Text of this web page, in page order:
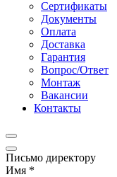
Сертификаты
Документы
Оплата
Доставка
Гарантия
Вопрос/Ответ
Монтаж
Вакансии
Контакты
Письмо директору
Имя *